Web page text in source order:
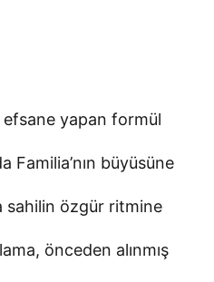
efsane yapan formül
Familia’nın büyüsüne
sahilin özgür ritmine
önceden alınmış